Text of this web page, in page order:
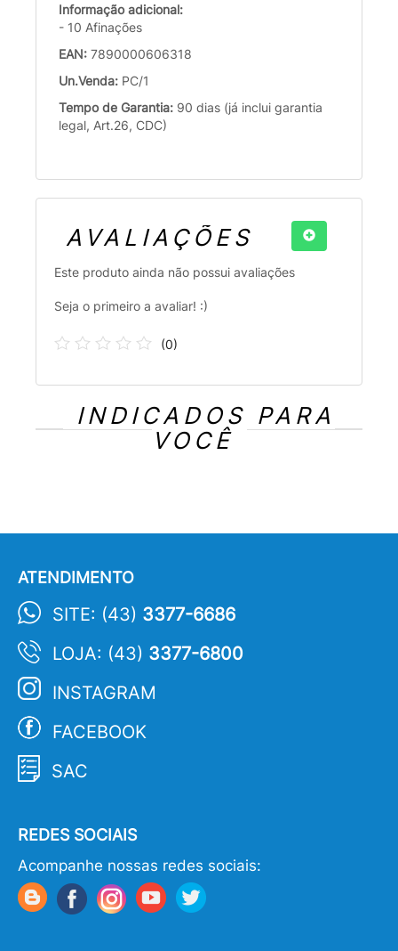
Informação adicional:
- 10 Afinações
EAN: 7890000606318
Un.Venda: PC/1
Tempo de Garantia: 90 dias (já inclui garantia
legal, Art.26, CDC)
AVALIAÇÕES
Este produto ainda não possui avaliações
Seja o primeiro a avaliar! :)
(0)
INDICADOS PARA
VOCÊ
ATENDIMENTO
SITE: (43) 3377-6686
LOJA: (43) 3377-6800
INSTAGRAM
FACEBOOK
SAC
REDES SOCIAIS
Acompanhe nossas redes sociais: